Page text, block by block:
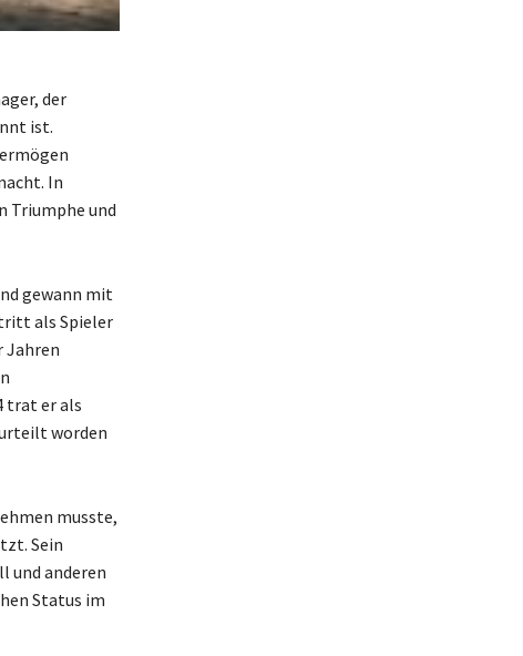
der
ist.
In
Triumphe und
gewann mit
als Spieler
Jahren
trat er als
worden
musste,
Sein
und anderen
Status im